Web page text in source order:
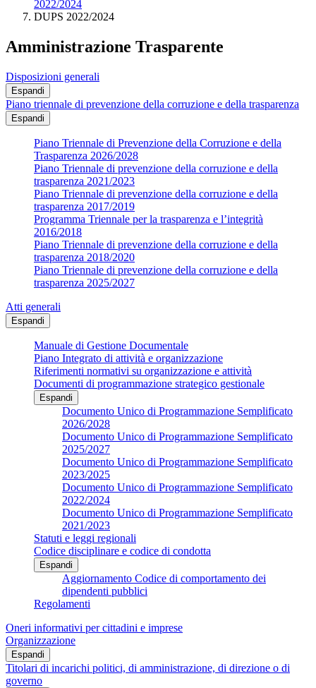
2022/2024
DUPS 2022/2024
Amministrazione Trasparente
Disposizioni generali
Espandi
Piano triennale di prevenzione della corruzione e della trasparenza
Espandi
Piano Triennale di Prevenzione della Corruzione e della
Trasparenza 2026/2028
Piano Triennale di prevenzione della corruzione e della
trasparenza 2021/2023
Piano Triennale di prevenzione della corruzione e della
trasparenza 2017/2019
Programma Triennale per la trasparenza e l’integrità
2016/2018
Piano Triennale di prevenzione della corruzione e della
trasparenza 2018/2020
Piano Triennale di prevenzione della corruzione e della
trasparenza 2025/2027
Atti generali
Espandi
Manuale di Gestione Documentale
Piano Integrato di attività e organizzazione
Riferimenti normativi su organizzazione e attività
Documenti di programmazione strategico gestionale
Espandi
Documento Unico di Programmazione Semplificato
2026/2028
Documento Unico di Programmazione Semplificato
2025/2027
Documento Unico di Programmazione Semplificato
2023/2025
Documento Unico di Programmazione Semplificato
2022/2024
Documento Unico di Programmazione Semplificato
2021/2023
Statuti e leggi regionali
Codice disciplinare e codice di condotta
Espandi
Aggiornamento Codice di comportamento dei
dipendenti pubblici
Regolamenti
Oneri informativi per cittadini e imprese
Organizzazione
Espandi
Titolari di incarichi politici, di amministrazione, di direzione o di
governo